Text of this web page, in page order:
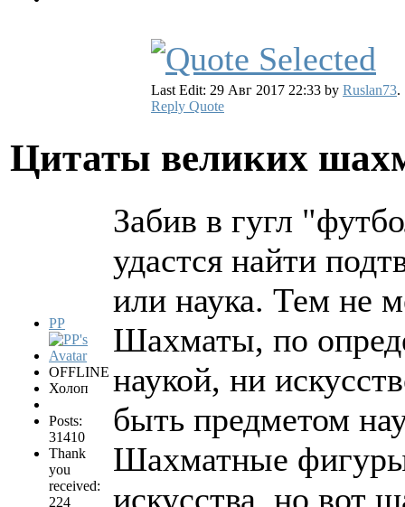
Last Edit: 29 Авг 2017 22:33 by Ruslan73.
Reply Quote
Цитаты великих
PP
OFFLINE
Холоп
Posts:
31410
Thank
you
received:
224
Забив в гугл
удастся найти
или наука. Тем не
Шахматы, по
наукой, ни
быть предметом
Шахматные фигуры
искусства, но вот